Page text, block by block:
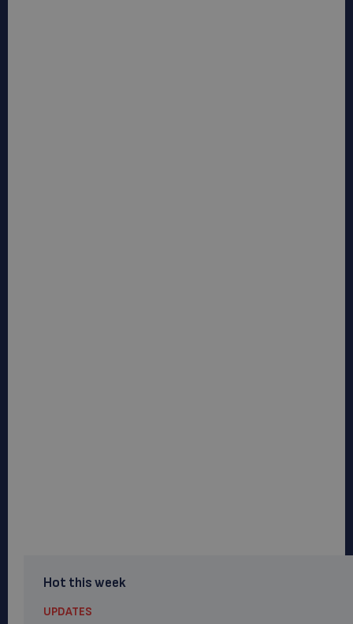
Hot this week
UPDATES